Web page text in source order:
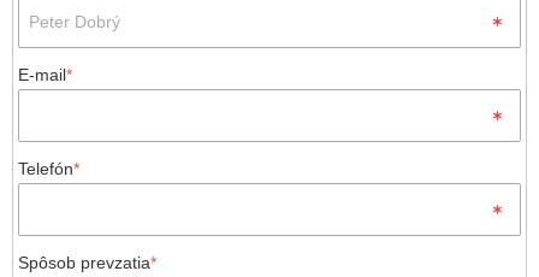
E-mail*
Telefón*
Spôsob prevzatia*